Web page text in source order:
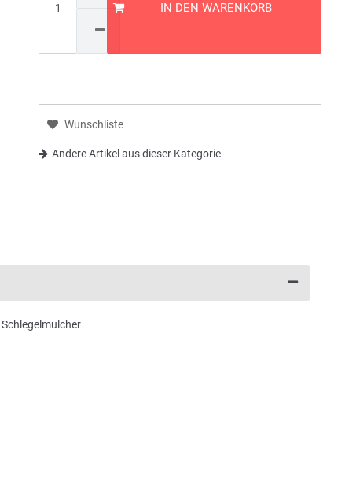
IN DEN WARENKORB
Wunschliste
Andere Artikel aus dieser Kategorie
Schlegelmulcher